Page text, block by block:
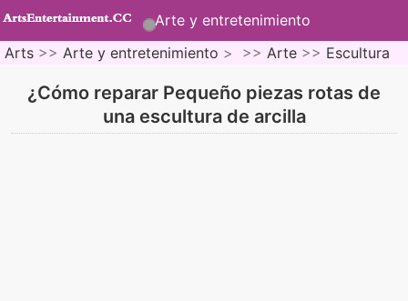
Arte y entretenimiento
Arts >> Arte y entretenimiento > >> Arte >> Escultura
¿Cómo reparar Pequeño piezas rotas de
una escultura de arcilla